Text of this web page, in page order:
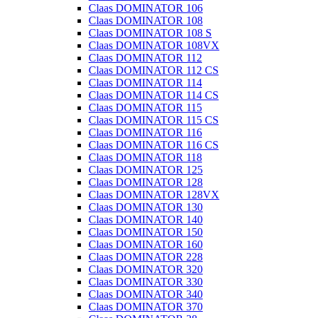
Claas DOMINATOR 106
Claas DOMINATOR 108
Claas DOMINATOR 108 S
Claas DOMINATOR 108VX
Claas DOMINATOR 112
Claas DOMINATOR 112 CS
Claas DOMINATOR 114
Claas DOMINATOR 114 CS
Claas DOMINATOR 115
Claas DOMINATOR 115 CS
Claas DOMINATOR 116
Claas DOMINATOR 116 CS
Claas DOMINATOR 118
Claas DOMINATOR 125
Claas DOMINATOR 128
Claas DOMINATOR 128VX
Claas DOMINATOR 130
Claas DOMINATOR 140
Claas DOMINATOR 150
Claas DOMINATOR 160
Claas DOMINATOR 228
Claas DOMINATOR 320
Claas DOMINATOR 330
Claas DOMINATOR 340
Claas DOMINATOR 370